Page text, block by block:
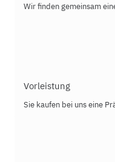
Wir finden gemeinsam
Vorleistung
Sie kaufen bei uns eine